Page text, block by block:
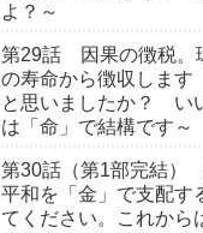
よ？～
第29話 因果の徴税。
の寿命から徴収しま
と思いましたか？ い
は「命」で結構です～
第30話（第1部完結）
平和を「金」で支配
てください。これから